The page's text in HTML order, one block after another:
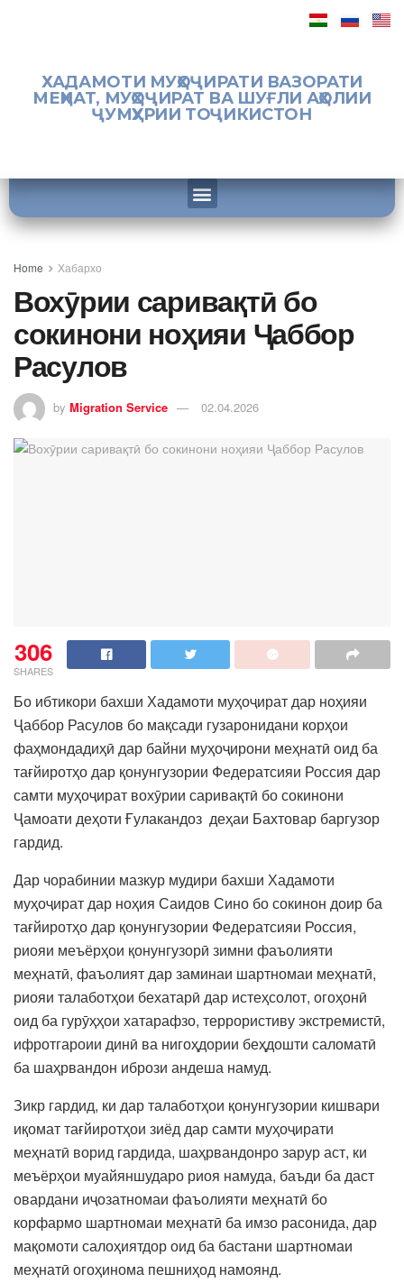
ХАДАМОТИ МУҲОҶИРАТИ ВАЗОРАТИ
МЕҲНАТ, МУҲОҶИРАТ ВА ШУҒЛИ АҲОЛИИ
ҶУМҲУРИИ ТОҶИКИСТОН
Home Хабархо
Вохӯрии саривақтӣ бо
сокинони ноҳияи Ҷаббор
Расулов
by Migration Service 02.04.2026
306
SHARES
Бо ибтикори бахши Хадамоти муҳоҷират дар ноҳияи
Ҷаббор Расулов бо мақсади гузаронидани корҳои
фаҳмондадиҳӣ дар байни муҳоҷирони меҳнатӣ оид ба
тағйиротҳо дар қонунгузории Федератсияи Россия дар
самти муҳоҷират вохӯрии саривақтӣ бо сокинони
Ҷамоати деҳоти Ғулакандоз деҳаи Бахтовар баргузор
гардид.
Дар чорабинии мазкур мудири бахши Хадамоти
муҳоҷират дар ноҳия Саидов Сино бо сокинон доир ба
тағйиротҳо дар қонунгузории Федератсияи Россия,
риояи меъёрҳои қонунгузорӣ зимни фаъолияти
меҳнатӣ, фаъолият дар заминаи шартномаи меҳнатӣ,
риояи талаботҳои бехатарӣ дар истеҳсолот, огоҳонӣ
оид ба гурӯҳҳои хатарафзо, террористиву экстремистӣ,
ифротгароии динӣ ва нигоҳдории беҳдошти саломатӣ
ба шаҳрвандон ибрози андеша намуд.
Зикр гардид, ки дар талаботҳои қонунгузории кишвари
иқомат тағйиротҳои зиёд дар самти муҳоҷирати
меҳнатӣ ворид гардида, шаҳрвандонро зарур аст, ки
меъёрҳои муайяншударо риоя намуда, баъди ба даст
овардани иҷозатномаи фаъолияти меҳнатӣ бо
корфармо шартномаи меҳнатӣ ба имзо расонида, дар
мақомоти салоҳиятдор оид ба бастани шартномаи
меҳнатӣ огоҳинома пешниҳод намоянд.